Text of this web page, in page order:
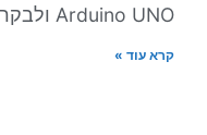
Arduino UNO ולבקר
קרא עוד »